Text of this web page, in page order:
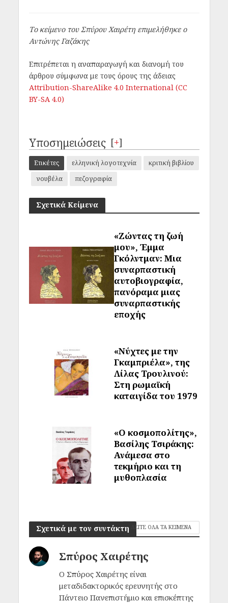
Το κείμενο του Σπύρου Χαιρέτη επιμελήθηκε ο
Αντώνης Γαζάκης
Επιτρέπεται η αναπαραγωγή και διανομή του
άρθρου σύμφωνα με τους όρους της άδειας
Attribution-ShareAlike 4.0 International (CC
BY-SA 4.0)
Υποσημειώσεις [+]
Ετικέτες ελληνική λογοτεχνία
κριτική βιβλίου
νουβέλα
πεζογραφία
Σχετικά Κείμενα
«Ζώντας τη ζωή
μου», Έμμα
Γκόλντμαν: Μια
συναρπαστική
αυτοβιογραφία,
πανόραμα μιας
συναρπαστικής
εποχής
«Νύχτες με την
Γκαμπριέλα», της
Λίλας Τρουλινού:
Στη ρωμαϊκή
καταιγίδα του 1979
«Ο κοσμοπολίτης»,
Βασίλης Τσιράκης:
Ανάμεσα στο
τεκμήριο και τη
μυθοπλασία
Σχετικά με τον συντάκτη ΔΕΙΤΕ ΟΛΑ ΤΑ ΚΕΙΜΕΝΑ
Σπύρος Χαιρέτης
Ο Σπύρος Χαιρέτης είναι
μεταδιδακτορικός ερευνητής στο
Πάντειο Πανεπιστήμιο και επισκέπτης